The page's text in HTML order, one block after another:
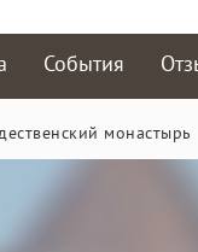
События
монастырь